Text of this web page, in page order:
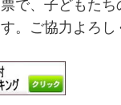
で、子どもたち
。ご協力よろし